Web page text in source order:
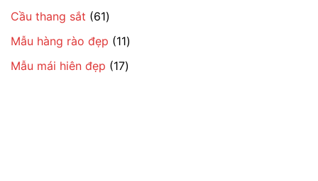
Cầu thang sắt 6161
sản
phẩm
Mẫu hàng rào đẹp 1111
sản
phẩm
Mẫu mái hiên đẹp 1717